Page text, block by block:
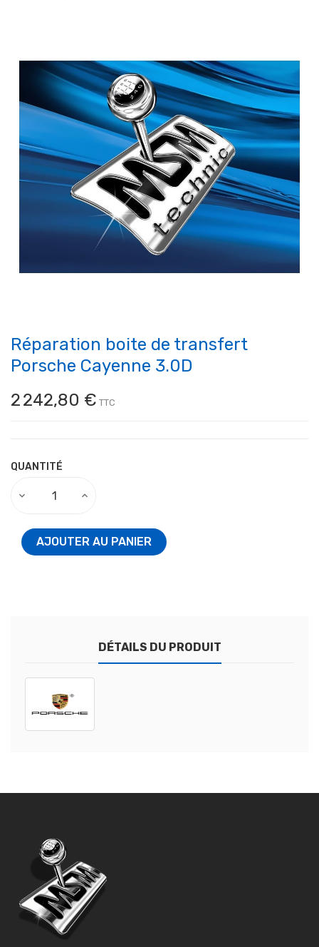
Réparation boite de transfert
Porsche Cayenne 3.0D
2 242,80 € TTC
QUANTITÉ
AJOUTER AU PANIER
DÉTAILS DU PRODUIT